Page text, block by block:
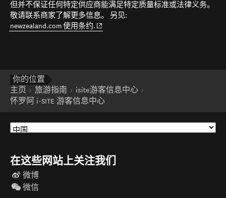
但并不保证任何特定供应商能满足特定质量标准或法律义务。
敬请联系商家了解更多信息。 另见:
newzealand.com 使用条约. (opens in new window)
你的位置
主页
旅游指南
isite游客信息中心
怀罗阿 i-SITE 游客信息中心
在这些网站上关注我们
微博
微信